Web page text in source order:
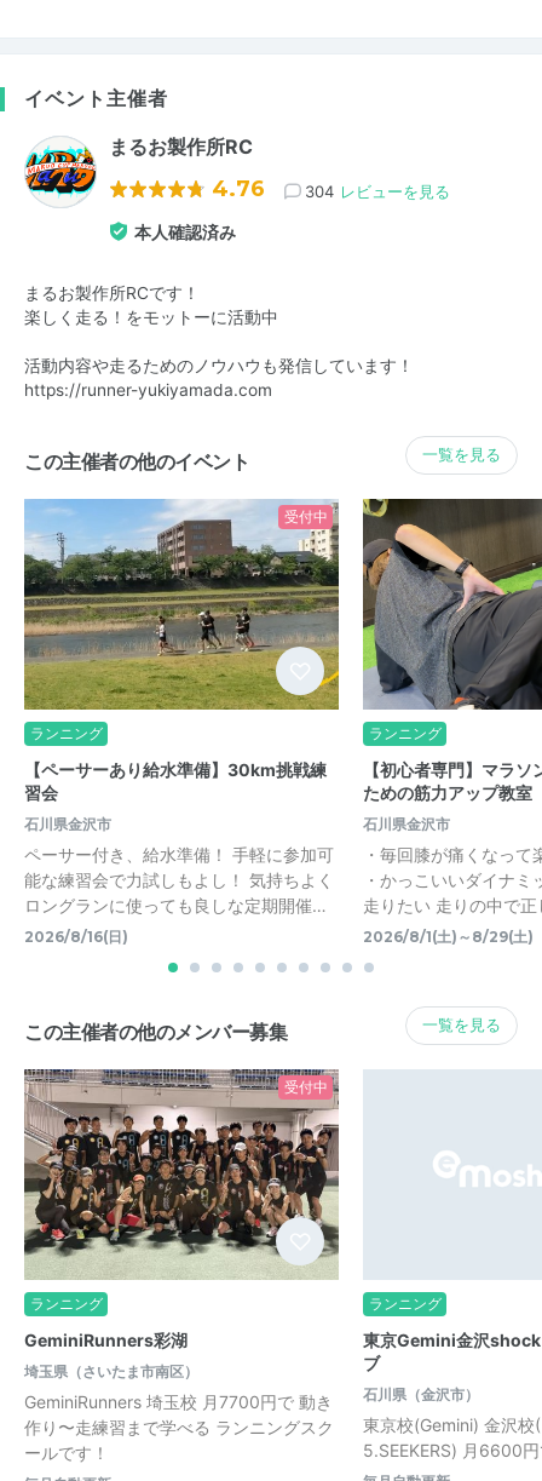
イベント主催者
まるお製作所RC
4.76 304 レビューを見る
本人確認済み
まるお製作所RCです！
楽しく走る！をモットーに活動中
活動内容や走るためのノウハウも発信しています！
https://runner-yukiyamada.com
この主催者の他のイベント 一覧を見る
受付中
ランニング
【ペーサーあり給水準備】30km挑戦練
習会
石川県金沢市
ペーサー付き、給水準備！ 手軽に参加可
能な練習会で力試しもよし！ 気持ちよく
ロングランに使っても良しな定期開催…
2026/8/16(日)
ランニング
【初心者専門】マラ
ための筋力アップ教室
石川県金沢市
・毎回膝が痛くなっ
・かっこいいダイナミ
走りたい 走りの中で
2026/8/1(土)～8/29(土)
この主催者の他のメンバー募集 一覧を見る
受付中
ランニング
GeminiRunners彩湖
埼玉県（さいたま市南区）
GeminiRunners 埼玉校 月7700円で 動き
作り〜走練習まで学べる ランニングスク
ールです！
ランニング
東京Gemini金沢shock
ブ
石川県（金沢市）
東京校(Gemini) 金沢
5.SEEKERS) 月6600